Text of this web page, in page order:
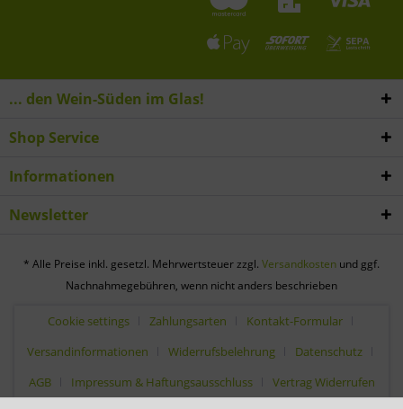
... den Wein-Süden im Glas!
Shop Service
Informationen
Newsletter
* Alle Preise inkl. gesetzl. Mehrwertsteuer zzgl. Versandkosten und ggf.
Nachnahmegebühren, wenn nicht anders beschrieben
Cookie settings Zahlungsarten
Kontakt-Formular
Versandinformationen
Widerrufsbelehrung
Datenschutz
AGB
Impressum & Haftungsausschluss Vertrag Widerrufen